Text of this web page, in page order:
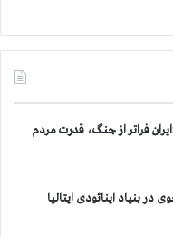
فراتر از جنگ، قدرت مردم
بنیاد اینائودی ایتالیا